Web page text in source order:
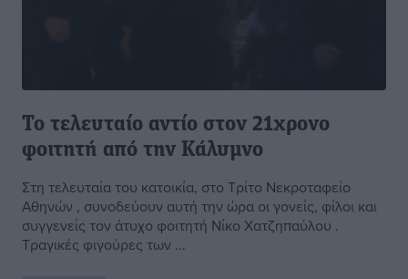
Το τελευταίο αντίο στον 21χρονο
φοιτητή από την Κάλυμνο
Στη τελευταία του κατοικία, στο Τρίτο Νεκροταφείο
Αθηνών , συνοδεύουν αυτή την ώρα οι γονείς, φίλοι και
συγγενείς τον άτυχο φοιτητή Νίκο Χατζηπαύλου .
Τραγικές φιγούρες των ...